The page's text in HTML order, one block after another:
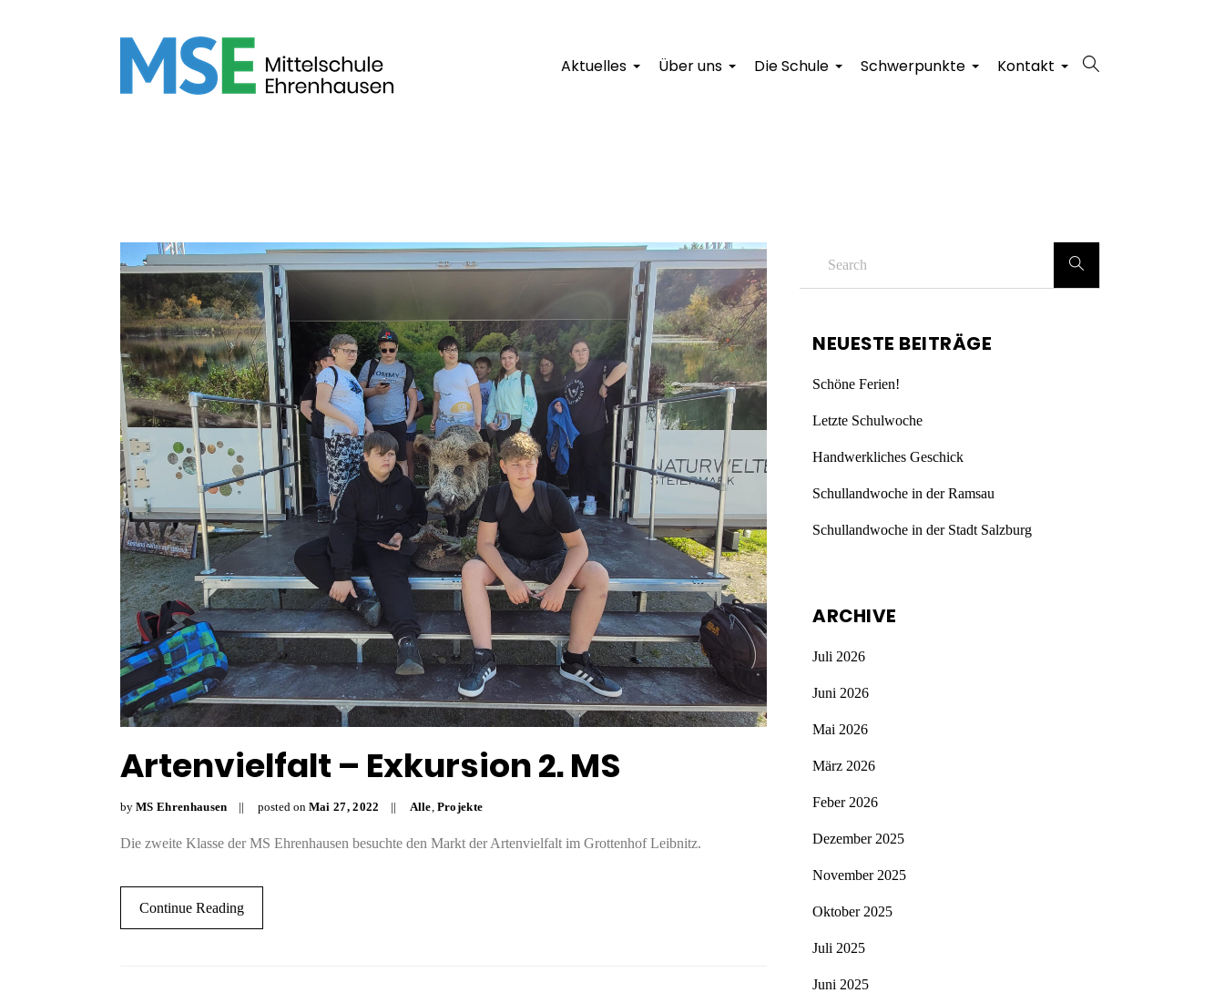
Aktuelles Über uns Die Schule Schwerpunkte Kontakt
Artenvielfalt – Exkursion 2. MS
by MS Ehrenhausen posted on Mai 27,2022 Alle, Projekte
Die zweite Klasse der MS Ehrenhausen besuchte den Markt der Artenvielfalt im Grottenhof Leibnitz.
Continue Reading
NEUESTE BEITRÄGE
Schöne Ferien!
Letzte Schulwoche
Handwerkliches Geschick
Schullandwoche in der Ramsau
Schullandwoche in der Stadt Salzburg
ARCHIVE
Juli 2026
Juni 2026
Mai 2026
März 2026
Feber 2026
Dezember 2025
November 2025
Oktober 2025
Juli 2025
Juni 2025